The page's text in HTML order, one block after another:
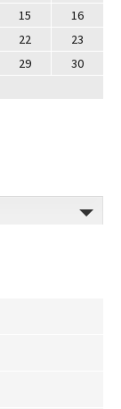
15
16
22
23
29
30